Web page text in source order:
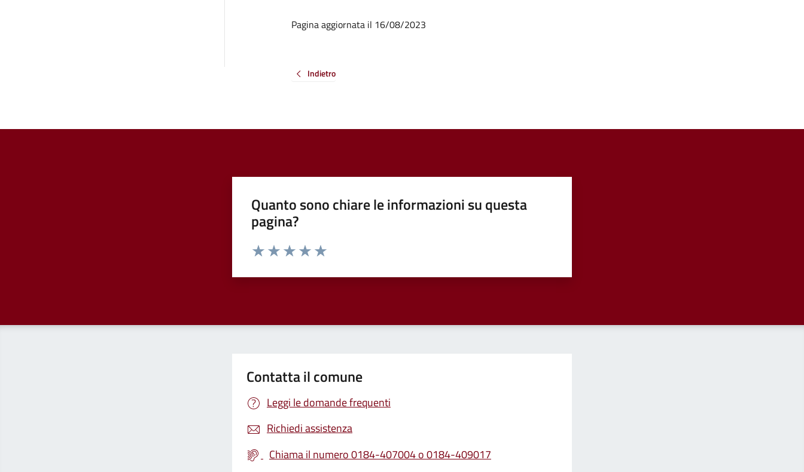
Pagina aggiornata il 16/08/2023
Indietro
Quanto sono chiare le informazioni su questa
pagina?
Valuta da 1 a 5 stelle la pagina
Contatta il comune
Leggi le domande frequenti
Richiedi assistenza
Chiama il numero 0184-407004 o 0184-409017